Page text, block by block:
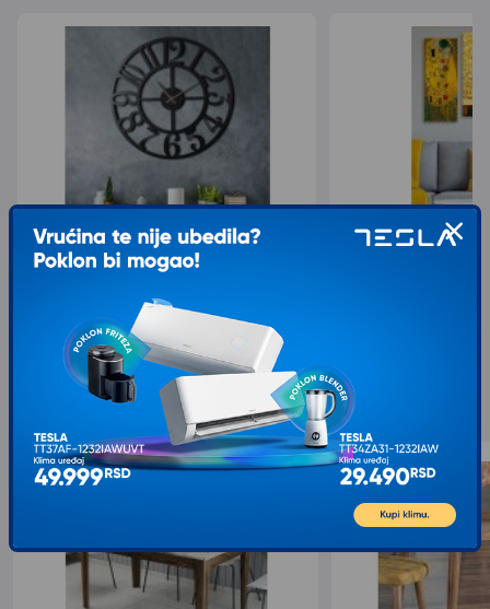
WALLXPERT Zidni sat Circle XL
sa 20% popusta
WALLXPERT
Slični proizvodi